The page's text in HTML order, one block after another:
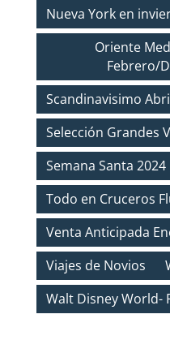
Nueva York en
Oriente
Febrero/
Scandinavisimo
Selección Grandes
Semana Santa 2024
Todo en Cruceros
Venta Anticipada
Viajes de Novios
Walt Disney World-